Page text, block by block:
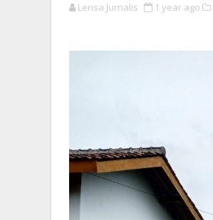
Lensa Jurnalis 1 year ago